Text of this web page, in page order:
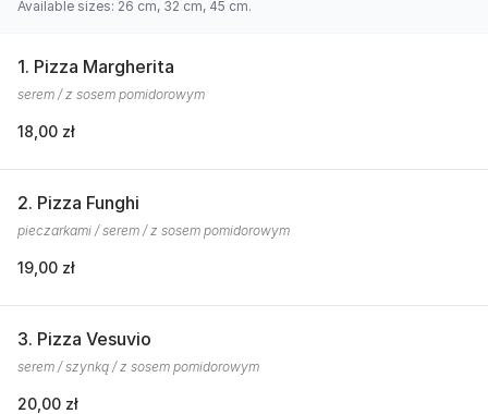
Available sizes: 26 cm, 32 cm, 45 cm.
1. Pizza Margherita
serem / z sosem pomidorowym
18,00 zł
2. Pizza Funghi
pieczarkami / serem / z sosem pomidorowym
19,00 zł
3. Pizza Vesuvio
serem / szynką / z sosem pomidorowym
20,00 zł